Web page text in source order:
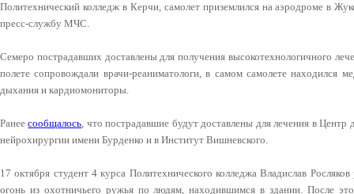
Политехнический колледж в Керчи, самолет приземлился на аэродроме в
пресс-службу МЧС.
Семеро пострадавших доставлены для получения высокотехнологичного
полете сопровождали врачи-реаниматологи, в самом самолете находился
дыхания и кардиомониторы.
Ранеесообщалось, что пострадавшие будут доставлены для лечения в Центр
нейрохирургии имени Бурденко и в Институт Вишневского.
17 октября студент 4 курса Политехнического колледжа Владислав
огонь из охотничьего ружья по людям, находившимся в здании. После